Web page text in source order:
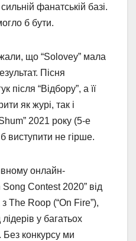
фанатській базі.
б бути.
що “Solovey” мала
Пісня
після “Відбору”, а її
як журі, так і
2021 року (5-е
виступити не гірше.
онлайн-
Contest 2020” від
The Roop (“On Fire”),
у багатьох
Без конкурсу ми